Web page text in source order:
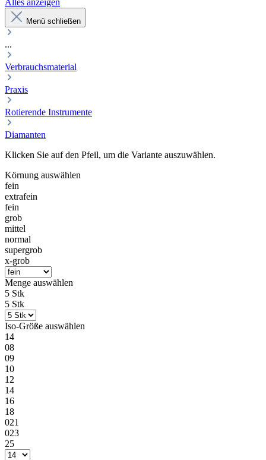
Alles anzeigen
Menü schließen
...
Verbrauchsmaterial
Praxis
Rotierende Instrumente
Diamanten
Klicken Sie auf den Pfeil, um die Variante auszuwählen.
Körnung auswählen
fein
extrafein
fein
grob
mittel
normal
supergrob
x-grob
Menge auswählen
5 Stk
5 Stk
Iso-Größe auswählen
14
08
09
10
12
14
16
18
021
023
25